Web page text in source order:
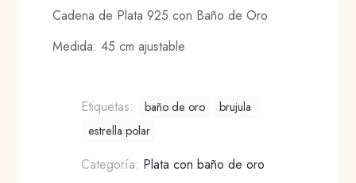
Cadena de Plata 925 con Baño de Oro
Medida: 45 cm ajustable
Etiquetas: baño de oro
brujula
estrella polar
Categoría: Plata con baño de oro